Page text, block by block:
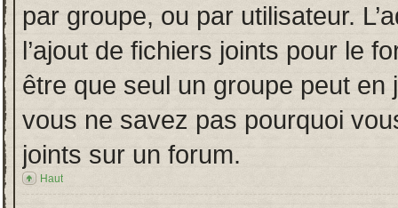
par groupe, ou par utilisateur.
l’ajout de fichiers joints pour le
être que seul un groupe peut en
vous ne savez pas pourquoi
joints sur un forum.
Haut